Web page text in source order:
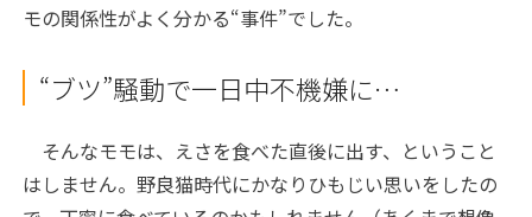
モの関係性がよく分かる“事件”でした。
“ブツ”騒動で一日中不機嫌に…
そんなモモは、えさを食べた直後に出す、ということ
はしません。野良猫時代にかなりひもじい思いをしたの